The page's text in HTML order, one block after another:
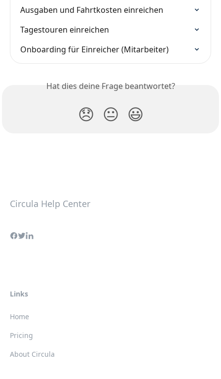
Ausgaben und Fahrtkosten einreichen
Tagestouren einreichen
Onboarding für Einreicher (Mitarbeiter)
Hat dies deine Frage beantwortet?
😞 😐 😃
Circula Help Center
Links
Home
Pricing
About Circula